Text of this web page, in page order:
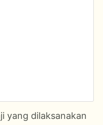
yang dilaksanakan